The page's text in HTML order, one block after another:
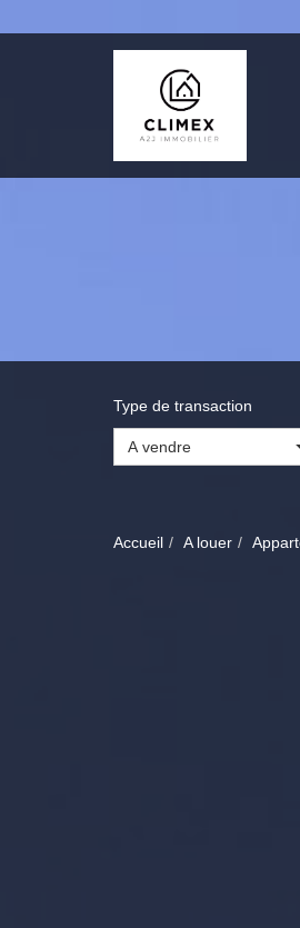
Type de transaction
A vendre
Accueil A louer